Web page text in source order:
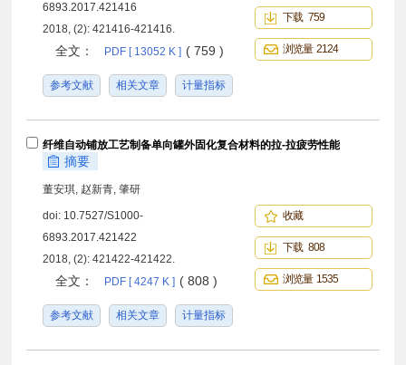
6893.2017.421416
2018, (2): 421416-421416.
全文： PDF [ 13052 K ] ( 759 )
参考文献 相关文章 计量指标
下载 759
浏览量 2124
纤维自动铺放工艺制备单向罐外固化复合材料的拉-拉疲劳性能
摘要
董安琪, 赵新青, 肇研
doi: 10.7527/S1000-
6893.2017.421422
2018, (2): 421422-421422.
全文： PDF [ 4247 K ] ( 808 )
参考文献 相关文章 计量指标
收藏
下载 808
浏览量 1535